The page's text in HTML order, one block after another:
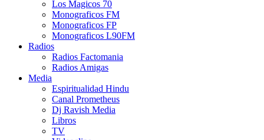
Los Magicos 70
Monograficos FM
Monograficos FP
Monograficos L90FM
Radios
Radios Factomania
Radios Amigas
Media
Espiritualidad Hindu
Canal Prometheus
Dj Ravish Media
Libros
TV